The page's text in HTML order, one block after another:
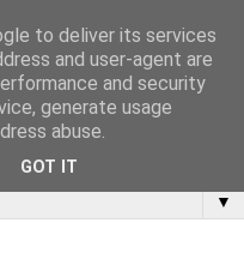
▼
to deliver its services
and user-agent are
and security
generate usage
abuse.
GOT IT